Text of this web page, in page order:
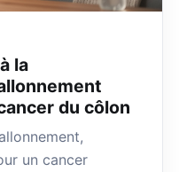
la
du côlon
un cancer